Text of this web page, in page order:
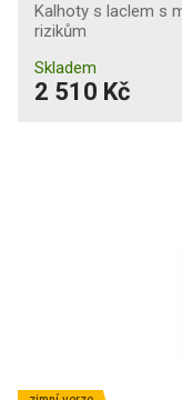
Kalhoty s laclem s
rizikům
Skladem
2 510 Kč